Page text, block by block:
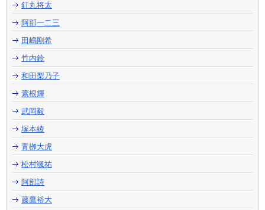
釘丸将太
阿部一二三
田嶋剛希
竹内鈴
和田梨乃子
素根輝
武岡毅
塚本綾
青栁大虎
松村颯祐
阿部詩
藤鷹裕大